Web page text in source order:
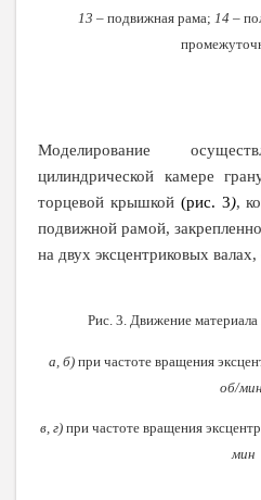
13 – подвижная рама; 14 –
Моделирование
цилиндрической камере
торцевой крышкой (рис. 3),
подвижной рамой,
на двух эксцентриковых
Рис. 3. Движение материала
а, б) при частоте вращения
об/
в, г) при частоте вращения
мин